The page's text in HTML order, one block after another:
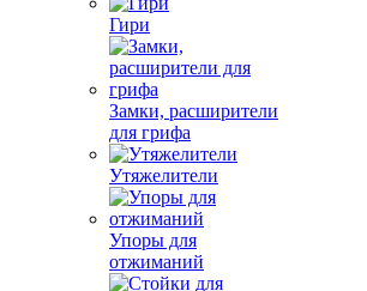
Гири
Замки, расширители
для грифа
Утяжелители
Упоры для
отжиманий